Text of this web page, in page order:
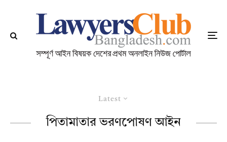
Latest
পিতামাতার ভরণপোষণ আইন